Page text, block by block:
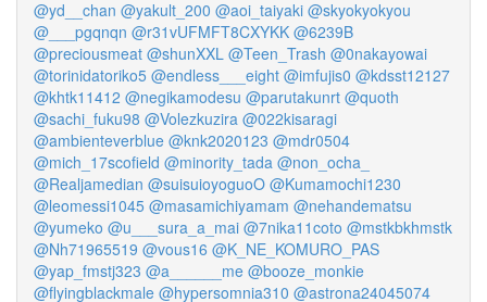
@yd__chan @yakult_200 @aoi_taiyaki @skyokyokyou
@___pgqnqn @r31vUFMFT8CXYKK @6239B
@preciousmeat @shunXXL @Teen_Trash @0nakayowai
@torinidatoriko5 @endless___eight @imfujis0 @kdsst12127
@khtk11412 @negikamodesu @parutakunrt @quoth
@sachi_fuku98 @Volezkuzira @022kisaragi
@ambienteverblue @knk2020123 @mdr0504
@mich_17scofield @minority_tada @non_ocha_
@Realjamedian @suisuioyoguoO @Kumamochi1230
@leomessi1045 @masamichiyamam @nehandematsu
@yumeko @u___sura_a_mai @7nika11coto @mstkbkhmstk
@Nh71965519 @vous16 @K_NE_KOMURO_PAS
@yap_fmstj323 @a______me @booze_monkie
@flyingblackmale @hypersomnia310 @astrona24045074